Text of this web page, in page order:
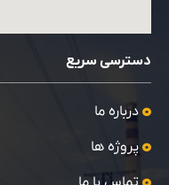
دسترسی سریع
درباره ما
پروژه ها